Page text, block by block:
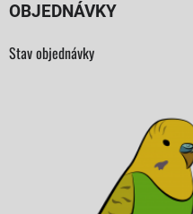
OBJEDNÁVKY
Stav objednávky